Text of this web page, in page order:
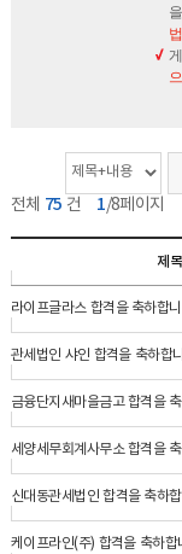
전체 75 건 1/8페이지
게
시
물
개
검
색
옵
션
색
어
제목
라이프글라스 합격을 축하합
관세법인 샤인 합격을 축하합
금융단지새마을금고 합격을
세양세무회계사무소 합격을
신대동관세법인 합격을 축하
케이프라인(주) 합격을 축하합